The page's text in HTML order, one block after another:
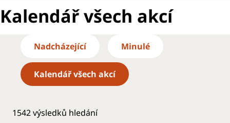
Kalendář všech akcí
Nadcházející Minulé
Kalendář všech akcí
1542výsledků hledání